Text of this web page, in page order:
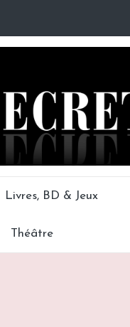
Livres, BD & Jeux
Théâtre